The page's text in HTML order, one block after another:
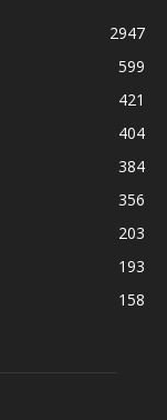
2947
599
421
404
384
356
203
193
158